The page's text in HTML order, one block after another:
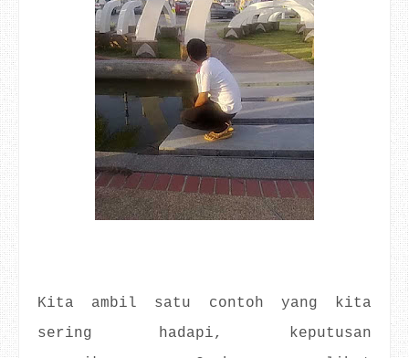
Kita ambil satu contoh yang kita
sering hadapi, keputusan